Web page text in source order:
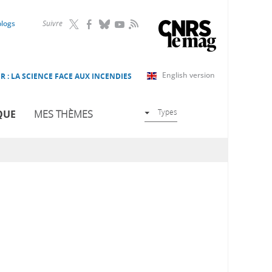
Suivre RSS
English version
: LA SCIENCE FACE AUX INCENDIES
MES THÈMES Types